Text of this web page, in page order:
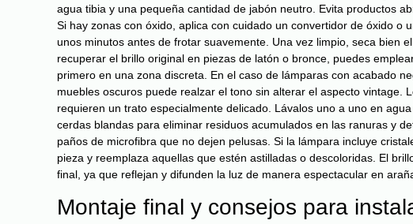
agua tibia y una pequeña cantidad de jabón neutro. Evita productos
Si hay zonas con óxido, aplica con cuidado un convertidor de óxido o
unos minutos antes de frotar suavemente. Una vez limpio, seca bien
recuperar el brillo original en piezas de latón o bronce, puedes
primero en una zona discreta. En el caso de lámparas con acabado
muebles oscuros puede realzar el tono sin alterar el aspecto vintage.
requieren un trato especialmente delicado. Lávalos uno a uno en
cerdas blandas para eliminar residuos acumulados en las ranuras y
paños de microfibra que no dejen pelusas. Si la lámpara incluye
pieza y reemplaza aquellas que estén astilladas o descoloridas. El
final, ya que reflejan y difunden la luz de manera espectacular en
Montaje final y consejos para